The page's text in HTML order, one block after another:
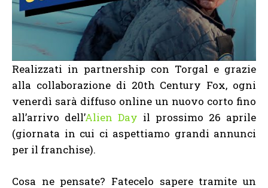
Realizzati in partnership con Torgal e grazie
alla collaborazione di 20th Century Fox, ogni
venerdì sarà diffuso online un nuovo corto fino
all’arrivo dell’Alien Day il prossimo 26 aprile
(giornata in cui ci aspettiamo grandi annunci
per il franchise).
Cosa ne pensate? Fatecelo sapere tramite un